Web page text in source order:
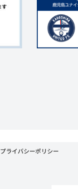
プライバシーポリシー